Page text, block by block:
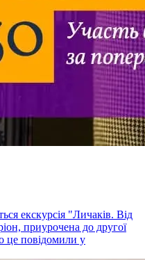
екскурсія "Личаків. Від
приурочена до другої
це повідомили у